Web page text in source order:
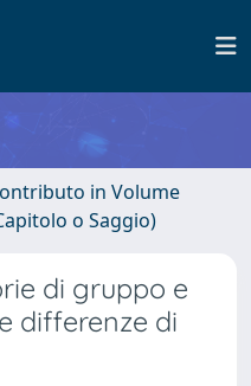
in Volume
o Saggio)
di gruppo e
differenze di